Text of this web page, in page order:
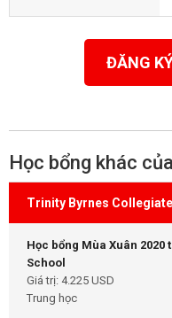
ĐĂNG
Học bổng khác
Trinity Byrnes
Học bổng Mùa Xuân
School
Giá trị: 4.225 USD
Trung học